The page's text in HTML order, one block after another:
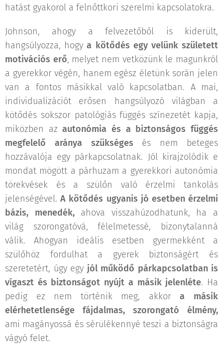
hatást gyakorol a felnőttkori szerelmi kapcsolatokra.
Johnson, ahogy a felvezetőből is kiderült,
hangsúlyozza, hogya kötődés egy velünk született
motivációs erő, melyet nem vetközünk le magunkról
a gyerekkor végén, hanem egész életünk során jelen
van a fontos másikkal való kapcsolatban. A mai,
individualizációt erősen hangsúlyozó világban a
kötődés sokszor patológiás függés színezetét kapja,
miközben azautonómia és a biztonságos függés
megfelelő aránya szükséges és nem beteges
hozzávalója egy párkapcsolatnak. Jól kirajzolódik e
mondat mögött a párhuzam a gyerekkori autonómia
törekvések és a szülőn való érzelmi tankolás
jelenségével.A kötődés ugyanis jó esetben érzelmi
bázis, menedék, ahova visszahúzodhatunk, ha a
világ szorongatóvá, félelmetessé, bizonytalanná
válik. Ahogyan ideális esetben gyermekként a
szülőhöz fordulhat a gyerek biztonságért és
szeretetért, úgy egy jól működő párkapcsolatban is
vígaszt és biztonságot nyújt a másik jelenléte. Ha
pedig ez nem történik meg, akkora másik
elérhetetlensége fájdalmas, szorongató élmény,
ami magányossá és sérülékennyé teszi a biztonságra
vágyó felet.